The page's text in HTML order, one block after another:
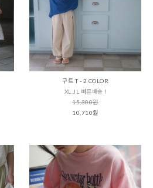
구트 T - 2 COLOR
XL,JL 빠른배송 !
15,300원
10,710원